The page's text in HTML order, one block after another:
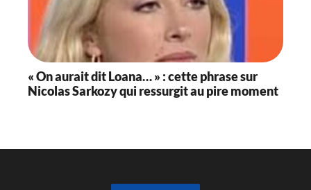
« On aurait dit Loana… » : cette phrase sur
Nicolas Sarkozy qui ressurgit au pire moment